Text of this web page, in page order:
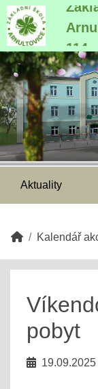
114
Aktuality
Kalendář
pobyt